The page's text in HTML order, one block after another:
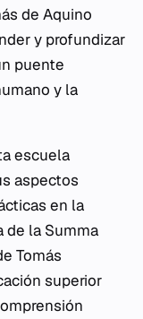
de Aquino
y profundizar
puente
y la
escuela
aspectos
en la
de la Summa
Tomás
superior